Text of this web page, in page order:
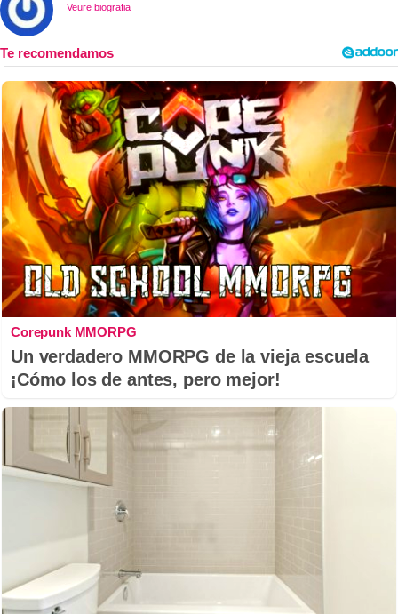
Veure biografia
Corepunk MMORPG
Un verdadero MMORPG de la vieja escuela
¡Cómo los de antes, pero mejor!